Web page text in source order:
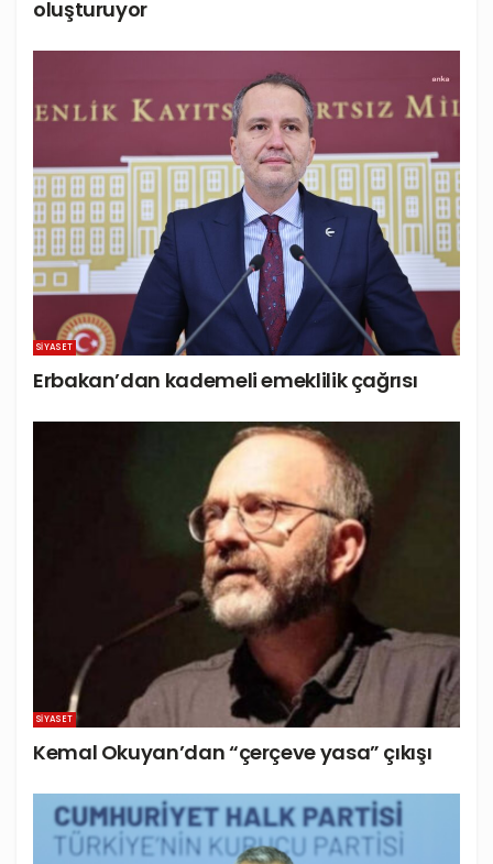
oluşturuyor
SIYASET
Erbakan’dan kademeli emeklilik çağrısı
SIYASET
Kemal Okuyan’dan “çerçeve yasa” çıkışı